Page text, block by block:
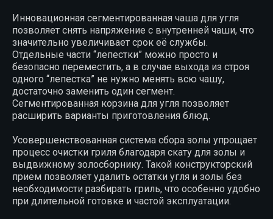
Инновационная сегментированная чаша для угля
позволяет снять напряжение с внутренней чаши, что
значительно увеличивает срок её службы.
Отдельные части “лепестки” можно просто и
безопасно переместить, а в случае выхода из строя
одного “лепестка” не нужно менять всю чашу,
достаточно заменить один сегмент.
Сегментированная корзина для угля позволяет
расширить варианты приготовления блюд.
Усовершенствованная система сбора золы упрощает
процесс очистки гриля благодаря скату для золы и
выдвижному золосборнику. Такой конструкторский
прием позволяет удалить остатки угля и золы без
необходимости разбирать гриль, что особенно удобно
при длительной готовке и частой эксплуатации.